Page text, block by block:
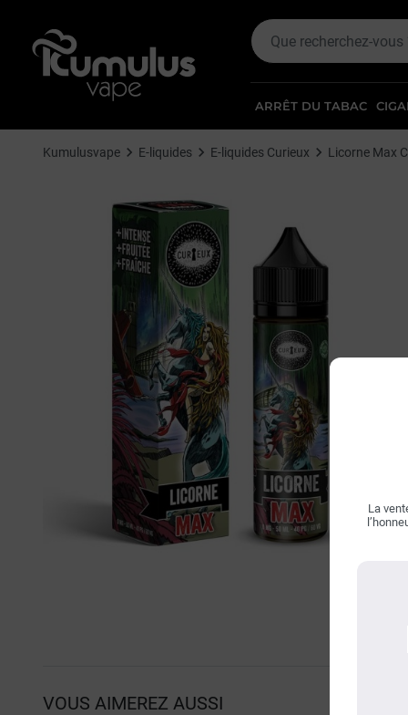
La
ARRÊT DU TABAC
Kumulusvape E-liquides E-liquides Curieux Licorne Max
VOUS AIMEREZ AUSSI